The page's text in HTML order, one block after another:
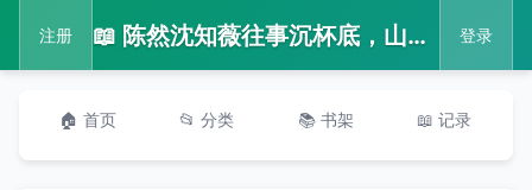
注册 📖 陈然沈知薇往事沉杯底，山河故人归完结版在线阅读 登录
🏠 首页 📂 分类 📚 书架 📖 记录